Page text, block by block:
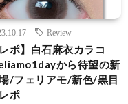
Review
レポ】白石麻衣カラコ
から待望の新
/フェリアモ/新色/黒目
ポ